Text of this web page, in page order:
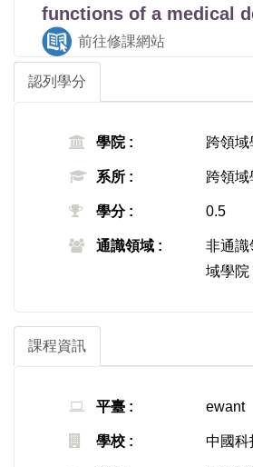
functions of a medical
前往修課網站
認列學分
學院 : 跨領域
系所 : 跨領域
學分 : 0.5
通識領域 :
非通識
域學院
課程資訊
平臺 : ewant
學校 : 中國科